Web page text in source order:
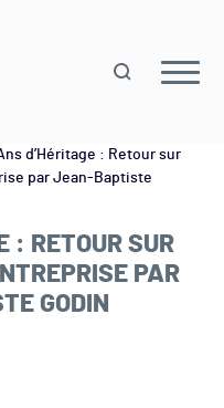
d’Héritage : Retour sur
par Jean-Baptiste
: RETOUR SUR
PAR
GODIN